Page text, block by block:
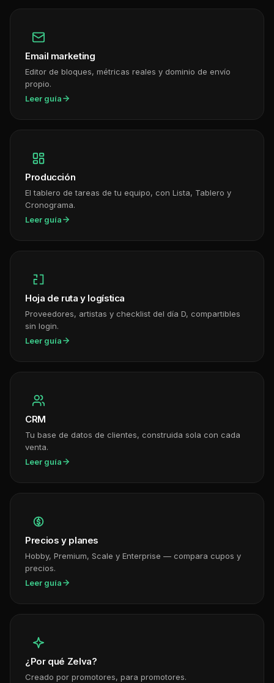
Email marketing
Editor de bloques, métricas reales y dominio de envío
propio.
Leer guía
Producción
El tablero de tareas de tu equipo, con Lista, Tablero y
Cronograma.
Leer guía
Hoja de ruta y logística
Proveedores, artistas y checklist del día D, compartibles
sin login.
Leer guía
CRM
Tu base de datos de clientes, construida sola con cada
venta.
Leer guía
Precios y planes
Hobby, Premium, Scale y Enterprise — compara cupos y
precios.
Leer guía
¿Por qué Zelva?
Creado por promotores, para promotores.